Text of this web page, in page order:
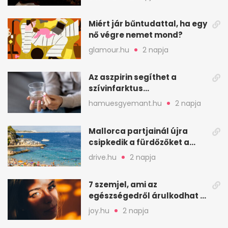
Miért jár bűntudattal, ha egy
nő végre nemet mond?
glamour.hu 2 napja
Az aszpirin segíthet a
szívinfarktus
megelőzésében, de nem
mindenkinek
hamuesgyemant.hu 2 napja
Mallorca partjainál újra
csipkedik a fürdőzőket a
halak a sekély vízben
drive.hu 2 napja
7 szemjel, ami az
egészségedről árulkodhat –
erre figyelj oda
joy.hu 2 napja